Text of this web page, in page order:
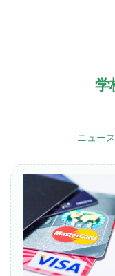
学
ニュー